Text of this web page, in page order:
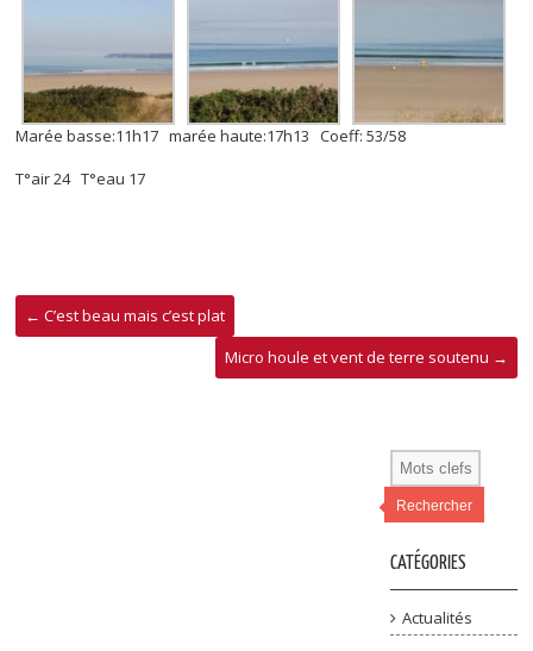
Marée basse:11h17 marée haute:17h13 Coeff: 53/58
T°air 24 T°eau 17
← C’est beau mais c’est plat
Micro houle et vent de terre soutenu →
Rechercher
CATÉGORIES
Actualités